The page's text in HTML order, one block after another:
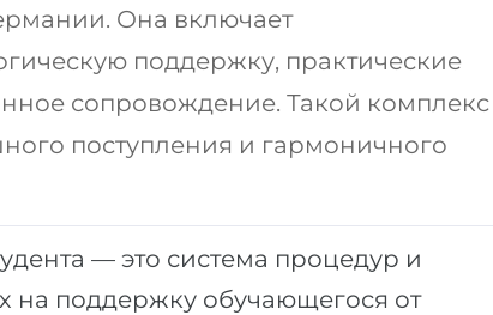
Она включает
поддержку, практические
сопровождение. Такой комплекс
поступления и гармоничного
— это система процедур и
на поддержку обучающегося от